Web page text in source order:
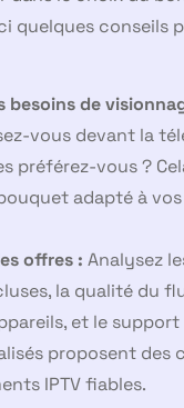
quelques conseils
besoins de
vous devant la
préférez-vous ?
adapté à
offres : Analysez
la qualité du
et le
proposent des
IPTV fiables.